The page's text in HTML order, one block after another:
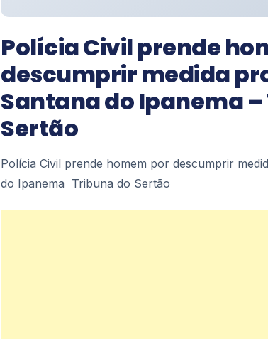
Polícia Civil prende
descumprir medida
Santana do Ipanema
Sertão
Polícia Civil prende homem por descumprir
do Ipanema Tribuna do Sertão